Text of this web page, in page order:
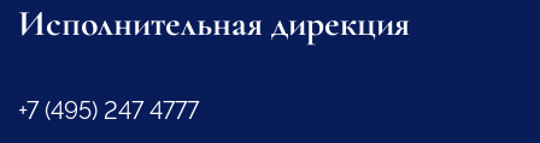
Исполнительная дирекция
+7 (495) 247 4777